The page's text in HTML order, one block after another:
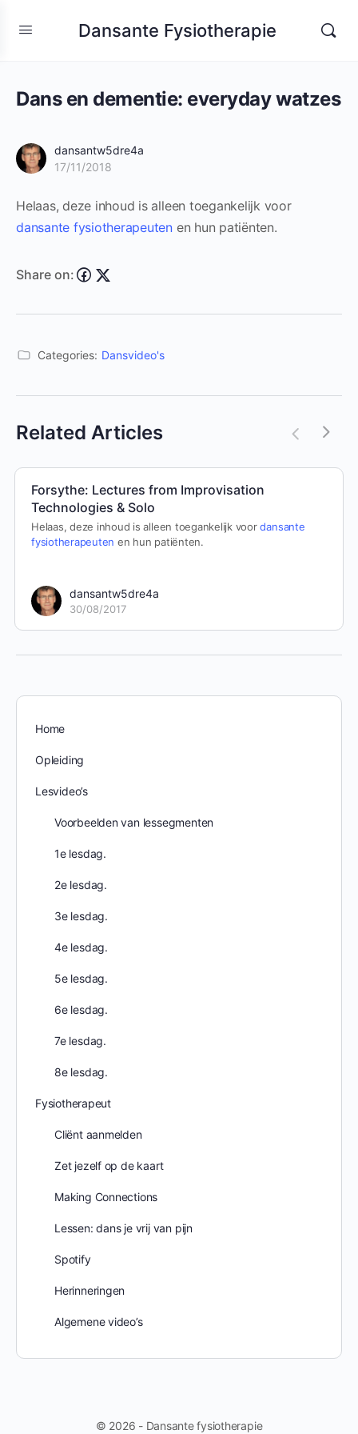
Dansante Fysiotherapie
Dans en dementie: everyday watzes
dansantw5dre4a
17/11/2018
Helaas, deze inhoud is alleen toegankelijk voor
dansante fysiotherapeuten en hun patiënten.
Share on:
Categories: Dansvideo's
Related Articles
Forsythe: Lectures from Improvisation
Technologies & Solo
Helaas, deze inhoud is alleen toegankelijk voordansante
fysiotherapeuten en hun patiënten.
dansantw5dre4a
30/08/2017
Home
Opleiding
Lesvideo’s
Voorbeelden van lessegmenten
1e lesdag.
2e lesdag.
3e lesdag.
4e lesdag.
5e lesdag.
6e lesdag.
7e lesdag.
8e lesdag.
Fysiotherapeut
Cliënt aanmelden
Zet jezelf op de kaart
Making Connections
Lessen: dans je vrij van pijn
Spotify
Herinneringen
Algemene video’s
© 2026 - Dansante fysiotherapie